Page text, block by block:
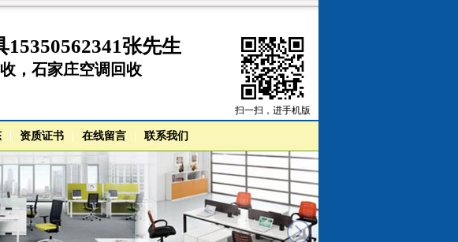
扫一扫，进手机版
张先生
，石家庄空调回收
资质证书 在线留言 联系我们
next